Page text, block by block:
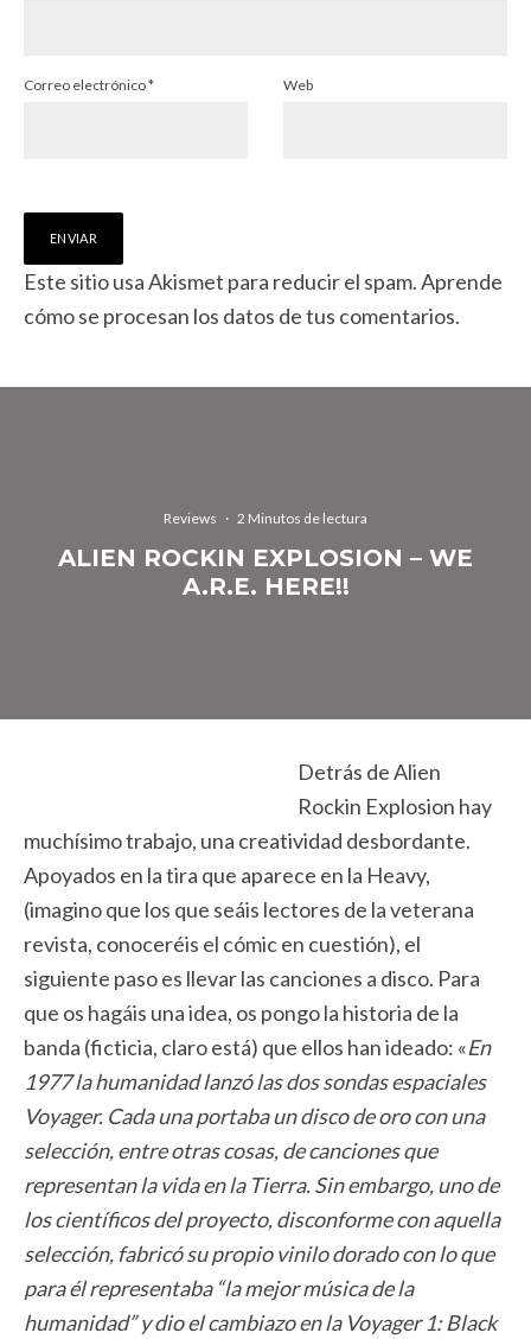
Correo electrónico* Web
Este sitio usa Akismet para reducir el spam.Aprende
cómo se procesan los datos de tus comentarios.
Reviews · 2 Minutos de lectura
ALIEN ROCKIN EXPLOSION – WE
A.R.E. HERE!!
Detrás de Alien
Rockin Explosion hay
muchísimo trabajo, una creatividad desbordante.
Apoyados en la tira que aparece en la Heavy,
(imagino que los que seáis lectores de la veterana
revista, conoceréis el cómic en cuestión), el
siguiente paso es llevar las canciones a disco. Para
que os hagáis una idea, os pongo la historia de la
banda (ficticia, claro está) que ellos han ideado: «En
1977 la humanidad lanzó las dos sondas espaciales
Voyager. Cada una portaba un disco de oro con una
selección, entre otras cosas, de canciones que
representan la vida en la Tierra. Sin embargo, uno de
los científicos del proyecto, disconforme con aquella
selección, fabricó su propio vinilo dorado con lo que
para él representaba “la mejor música de la
humanidad” y dio el cambiazo en la Voyager 1: Black